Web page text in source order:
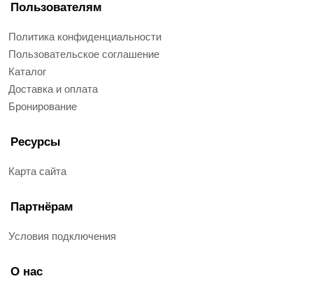
Пользователям
Политика конфиденциальности
Пользовательское соглашение
Каталог
Доставка и оплата
Бронирование
Ресурсы
Карта сайта
Партнёрам
Условия подключения
О нас